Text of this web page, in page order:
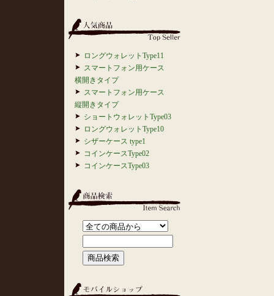
ロングウォレットType11
スマートフォン用ケース
横開きタイプ
スマートフォン用ケース
縦開きタイプ
ショートウォレットType03
ロングウォレットType10
シザーケース type1
コインケースType02
コインケースType03